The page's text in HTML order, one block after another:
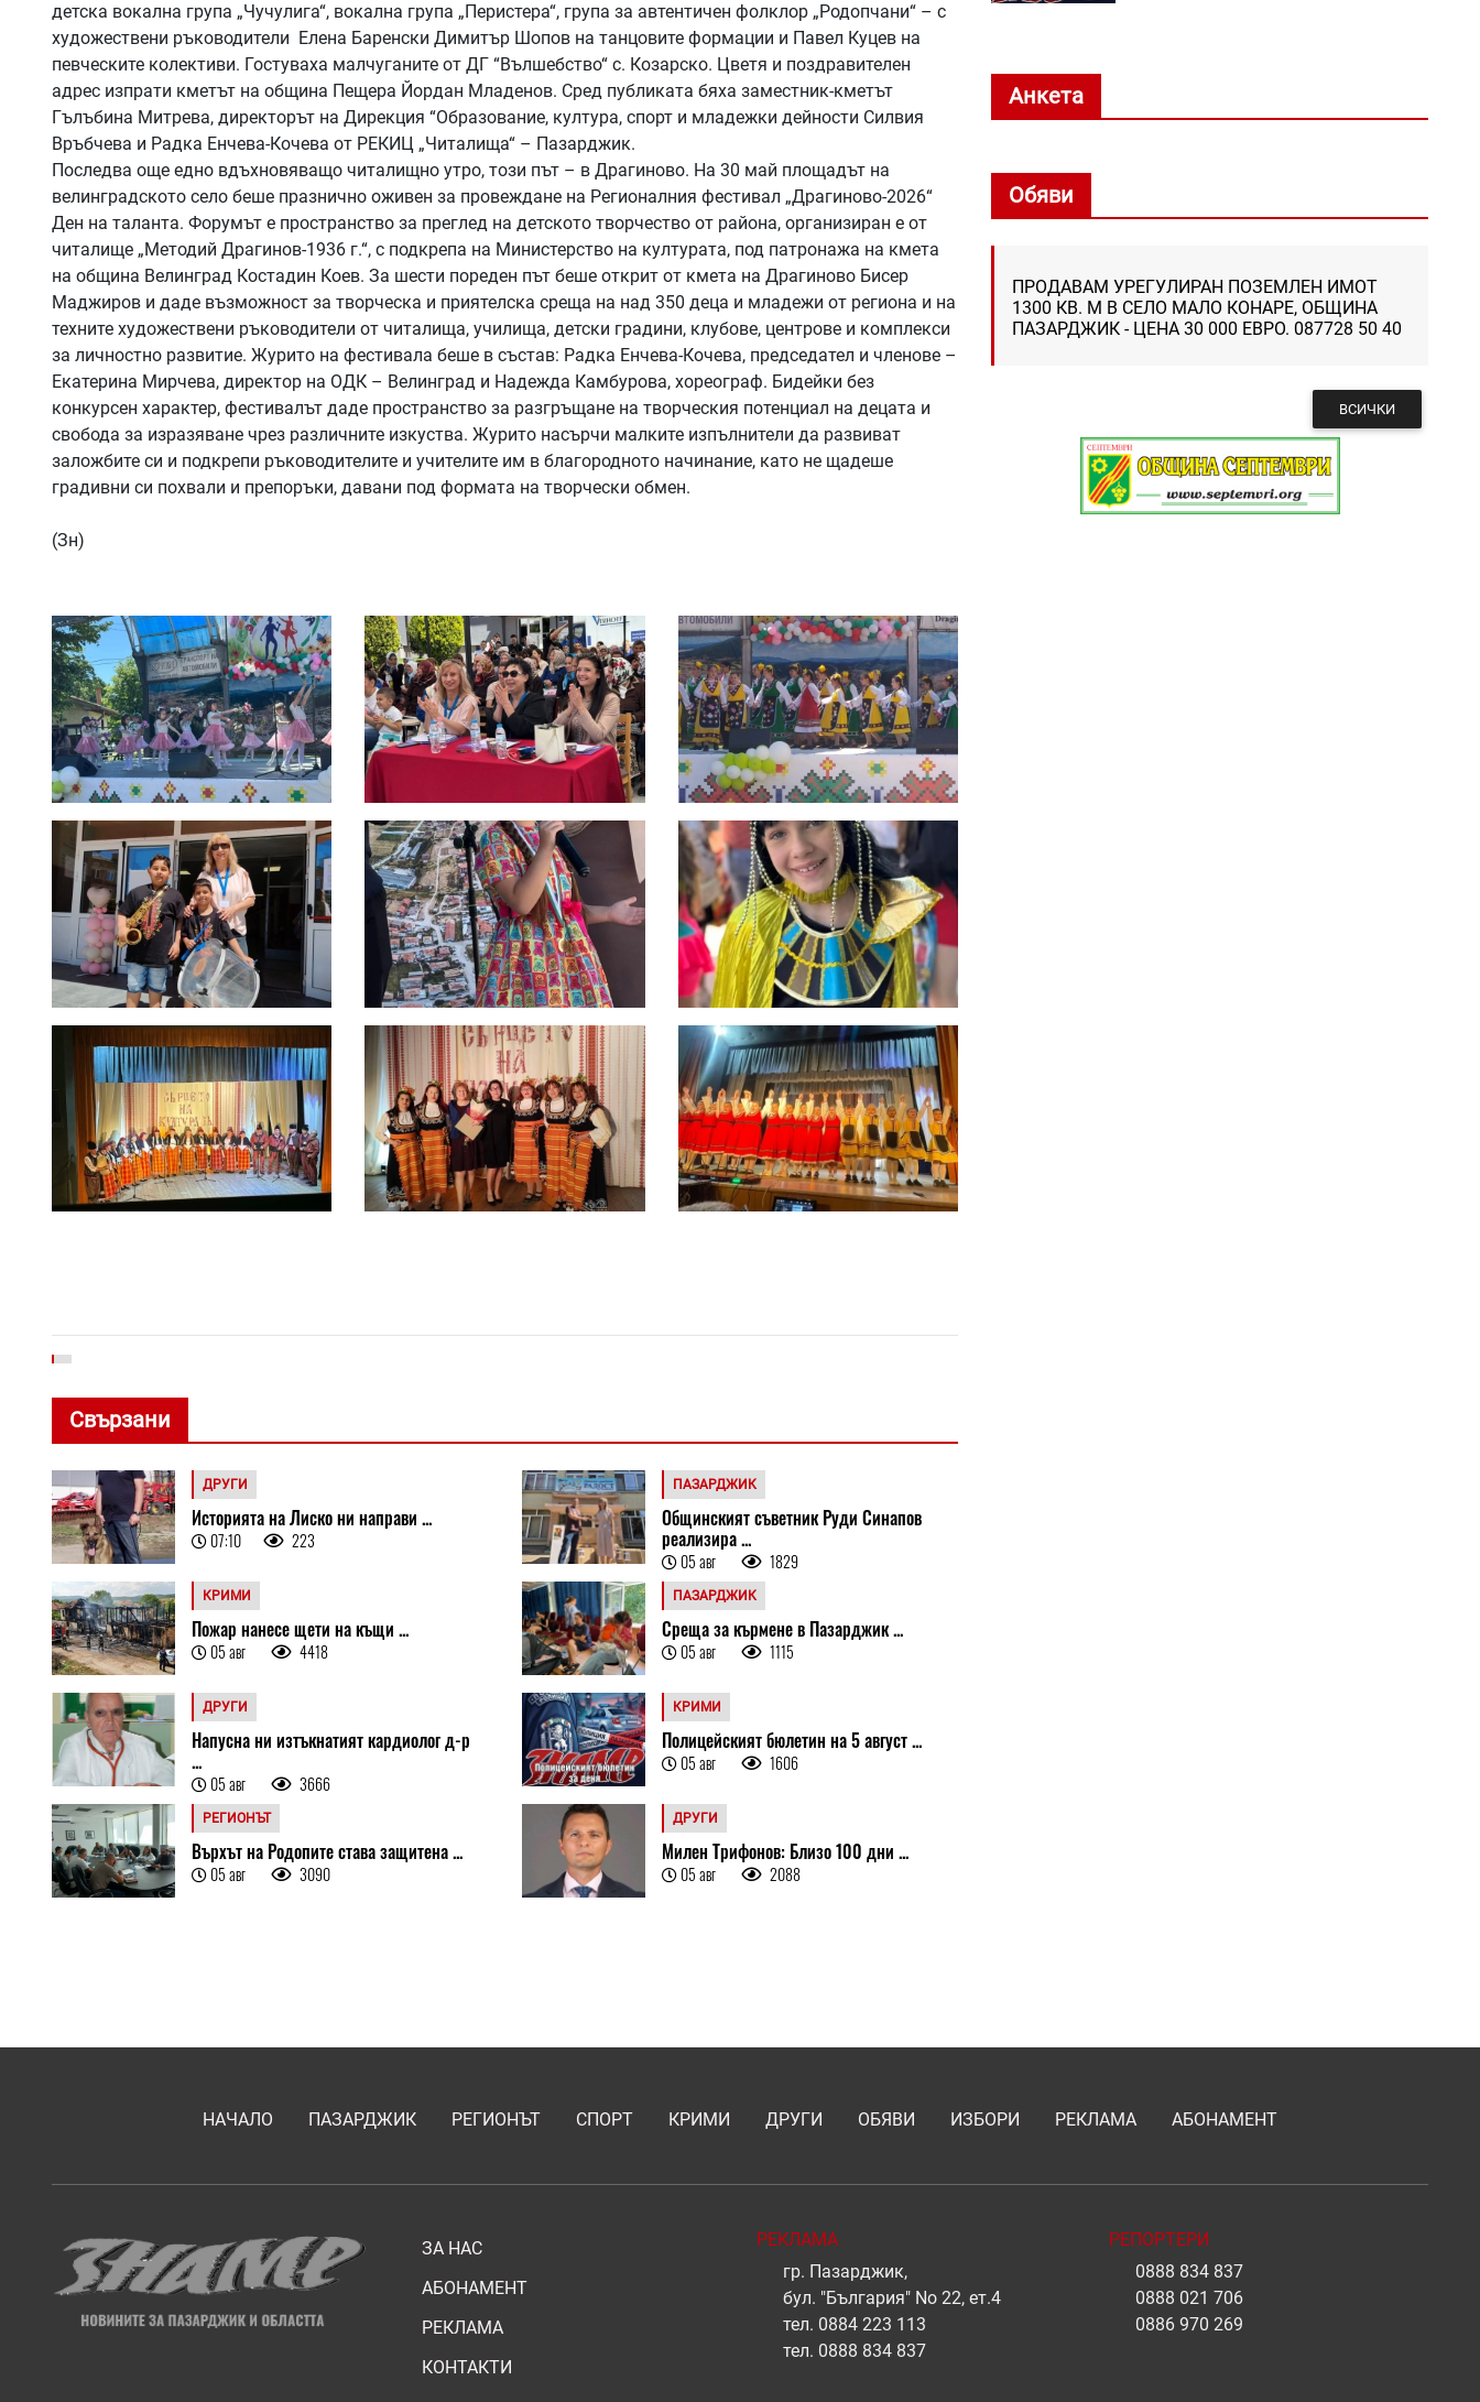
детска вокална група „Чучулига“, вокална група „Перистера“, група за автентичен фолклор „Родопчани“ – с
художествени ръководители Елена Баренски Димитър Шопов на танцовите формации и Павел Куцев на
певческите колективи. Гостуваха малчуганите от ДГ “Вълшебство“ с. Козарско. Цветя и поздравителен
адрес изпрати кметът на община Пещера Йордан Младенов. Сред публиката бяха заместник-кметът
Гълъбина Митрева, директорът на Дирекция “Образование, култура, спорт и младежки дейности Силвия
Връбчева и Радка Енчева-Кочева от РЕКИЦ „Читалища“ – Пазарджик.
Последва още едно вдъхновяващо читалищно утро, този път – в Драгиново. На 30 май площадът на
велинградското село беше празнично оживен за провеждане на Регионалния фестивал „Драгиново-2026“
Ден на таланта. Форумът е пространство за преглед на детското творчество от района, организиран е от
читалище „Методий Драгинов-1936 г.“, с подкрепа на Министерство на културата, под патронажа на кмета
на община Велинград Костадин Коев. За шести пореден път беше открит от кмета на Драгиново Бисер
Маджиров и даде възможност за творческа и приятелска среща на над 350 деца и младежи от региона и на
техните художествени ръководители от читалища, училища, детски градини, клубове, центрове и комплекси
за личностно развитие. Журито на фестивала беше в състав: Радка Енчева-Кочева, председател и членове –
Екатерина Мирчева, директор на ОДК – Велинград и Надежда Камбурова, хореограф. Бидейки без
конкурсен характер, фестивалът даде пространство за разгръщане на творческия потенциал на децата и
свобода за изразяване чрез различните изкуства. Журито насърчи малките изпълнители да развиват
заложбите си и подкрепи ръководителите и учителите им в благородното начинание, като не щадеше
градивни си похвали и препоръки, давани под формата на творчески обмен.
(Зн)
Свързани
ДРУГИ
Историята на Лиско ни направи ...
07:10 223
ПАЗАРДЖИК
Общинският съветник Руди Синапов
реализира ...
05 авг 1829
КРИМИ
Пожар нанесе щети на къщи ...
05 авг 4418
ПАЗАРДЖИК
Среща за кърмене в Пазарджик ...
05 авг 1115
ДРУГИ
Напусна ни изтъкнатият кардиолог д-р
...
05 авг 3666
КРИМИ
Полицейският бюлетин на 5 август ...
05 авг 1606
РЕГИОНЪТ
Върхът на Родопите става защитена ...
05 авг 3090
ДРУГИ
Милен Трифонов: Близо 100 дни ...
05 авг 2088
Анкета
Обяви
ПРОДАВАМ УРЕГУЛИРАН ПОЗЕМЛЕН ИМОТ
1300 КВ. М В СЕЛО МАЛО КОНАРЕ, ОБЩИНА
ПАЗАРДЖИК - ЦЕНА 30 000 ЕВРО. 087728 50 40
ВСИЧКИ
НАЧАЛО ПАЗАРДЖИК РЕГИОНЪТ СПОРТ КРИМИ ДРУГИ ОБЯВИ ИЗБОРИ РЕКЛАМА АБОНАМЕНТ
ЗА НАС
АБОНАМЕНТ
РЕКЛАМА
КОНТАКТИ
РЕКЛАМА
гр. Пазарджик,
бул. "България" No 22, ет.4
тел. 0884 223 113
тел. 0888 834 837
РЕПОРТЕРИ
0888 834 837
0888 021 706
0886 970 269